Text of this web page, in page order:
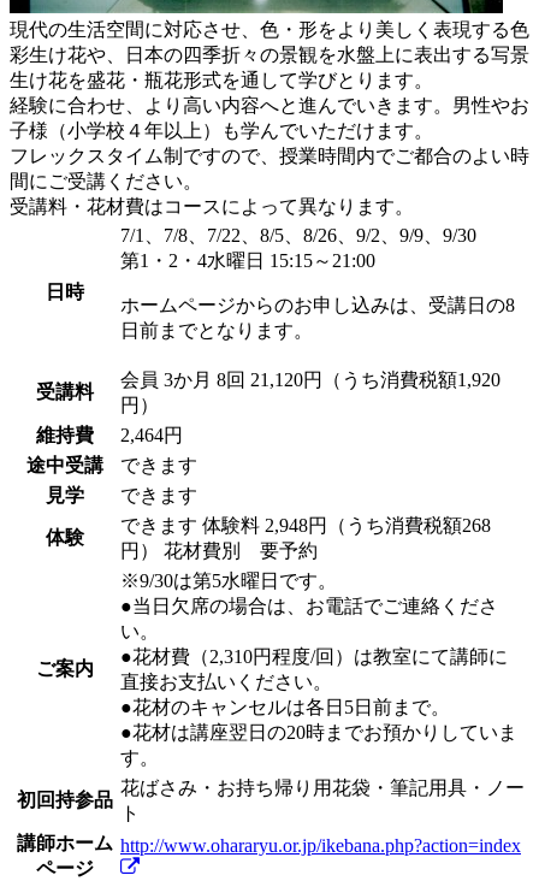
現代の生活空間に対応させ、色・形をより美しく表現する色
彩生け花や、日本の四季折々の景観を水盤上に表出する写景
生け花を盛花・瓶花形式を通して学びとります。
経験に合わせ、より高い内容へと進んでいきます。男性やお
子様（小学校４年以上）も学んでいただけます。
フレックスタイム制ですので、授業時間内でご都合のよい時
間にご受講ください。
受講料・花材費はコースによって異なります。
日時
7/1、7/8、7/22、8/5、8/26、9/2、9/9、9/30
第1・2・4水曜日 15:15～21:00
ホームページからのお申し込みは、受講日の8
日前までとなります。
受講料
会員 3か月 8回 21,120円（うち消費税額1,920
円）
維持費
2,464円
途中受講
できます
見学
できます
体験
できます 体験料 2,948円（うち消費税額268
円） 花材費別 要予約
ご案内
※9/30は第5水曜日です。
●当日欠席の場合は、お電話でご連絡くださ
い。
●花材費（2,310円程度/回）は教室にて講師に
直接お支払いください。
●花材のキャンセルは各日5日前まで。
●花材は講座翌日の20時までお預かりしていま
す。
初回持参品
花ばさみ・お持ち帰り用花袋・筆記用具・ノー
ト
講師ホーム
ページ
http://www.ohararyu.or.jp/ikebana.php?action=index